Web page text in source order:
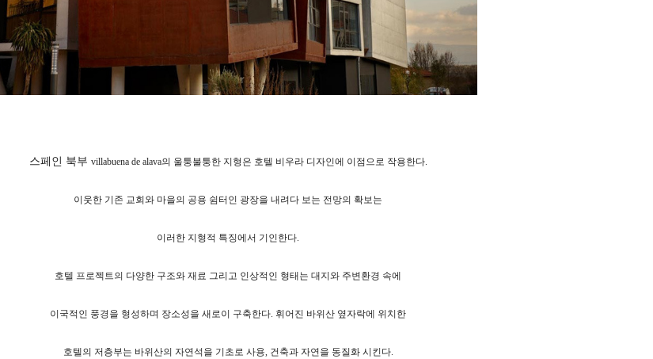
스페인 북부 villabuena de alava의 울퉁불퉁한 지형은 호텔 비우라 디자인에 이점으로 작용한다.
이웃한 기존 교회와 마을의 공용 쉼터인 광장을 내려다 보는 전망의 확보는
이러한 지형적 특징에서 기인한다.
호텔 프로젝트의 다양한 구조와 재료 그리고 인상적인 형태는 대지와 주변환경 속에
이국적인 풍경을 형성하며 장소성을 새로이 구축한다. 휘어진 바위산 옆자락에 위치한
호텔의 저층부는 바위산의 자연석을 기초로 사용, 건축과 자연을 동질화 시킨다.